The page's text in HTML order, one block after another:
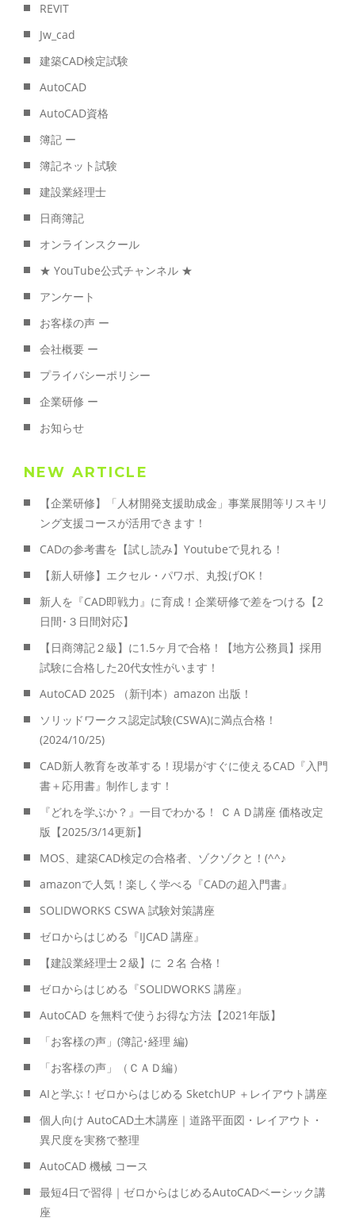
REVIT
Jw_cad
建築CAD検定試験
AutoCAD
AutoCAD資格
簿記 ー
簿記ネット試験
建設業経理士
日商簿記
オンラインスクール
★ YouTube公式チャンネル ★
アンケート
お客様の声 ー
会社概要 ー
プライバシーポリシー
企業研修 ー
お知らせ
NEW ARTICLE
【企業研修】「人材開発支援助成金」事業展開等リスキリ
ング支援コースが活用できます！
CADの参考書を【試し読み】Youtubeで見れる！
【新人研修】エクセル・パワポ、丸投げOK！
新人を『CAD即戦力』に育成！企業研修で差をつける【2
日間･３日間対応】
【日商簿記２級】に1.5ヶ月で合格！【地方公務員】採用
試験に合格した20代女性がいます！
AutoCAD 2025 （新刊本）amazon 出版！
ソリッドワークス認定試験(CSWA)に満点合格！
(2024/10/25)
CAD新人教育を改革する！現場がすぐに使えるCAD『入門
書＋応用書』制作します！
『どれを学ぶか？』一目でわかる！ ＣＡＤ講座 価格改定
版【2025/3/14更新】
MOS、建築CAD検定の合格者、ゾクゾクと！(^^♪
amazonで人気！楽しく学べる『CADの超入門書』
SOLIDWORKS CSWA 試験対策講座
ゼロからはじめる『IJCAD 講座』
【建設業経理士２級】に ２名 合格！
ゼロからはじめる『SOLIDWORKS 講座』
AutoCAD を無料で使うお得な方法【2021年版】
「お客様の声」(簿記･経理 編)
「お客様の声」（ＣＡＤ編）
AIと学ぶ！ゼロからはじめる SketchUP ＋レイアウト講座
個人向け AutoCAD土木講座｜道路平面図・レイアウト・
異尺度を実務で整理
AutoCAD 機械 コース
最短4日で習得｜ゼロからはじめるAutoCADベーシック講
座